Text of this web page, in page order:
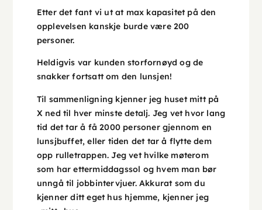
Etter det fant vi ut at max kapasitet på den
opplevelsen kanskje burde være 200
personer.
Heldigvis var kunden storfornøyd og de
snakker fortsatt om den lunsjen!
Til sammenligning kjenner jeg huset mitt på
X ned til hver minste detalj. Jeg vet hvor lang
tid det tar å få 2000 personer gjennom en
lunsjbuffet, eller tiden det tar å flytte dem
opp rulletrappen. Jeg vet hvilke møterom
som har ettermiddagssol og hvem man bør
unngå til jobbintervjuer. Akkurat som du
kjenner ditt eget hus hjemme, kjenner jeg